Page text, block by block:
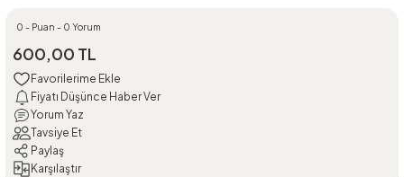
0 - Puan - 0 Yorum
600,00 TL
Fiyatı Düşünce Haber Ver
Yorum Yaz
Tavsiye Et
Paylaş
Karşılaştır